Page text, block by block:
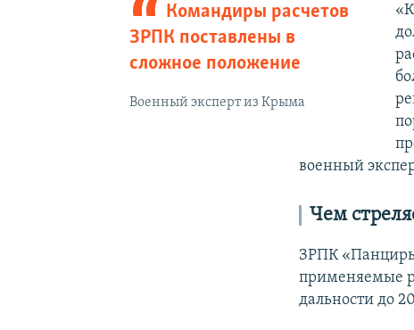
Командиры расчетов
ЗРПК поставлены в
сложное положение
Военный эксперт из Крыма
военный
Чем
ЗРПК
применяемые
дальности до